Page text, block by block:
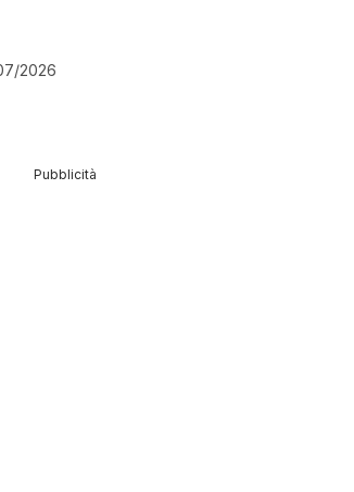
2026
Pubblicità